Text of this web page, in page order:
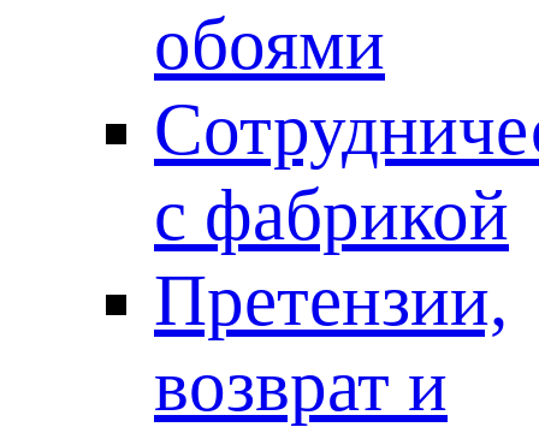
обоями
с фабрикой
Претензии,
возврат и